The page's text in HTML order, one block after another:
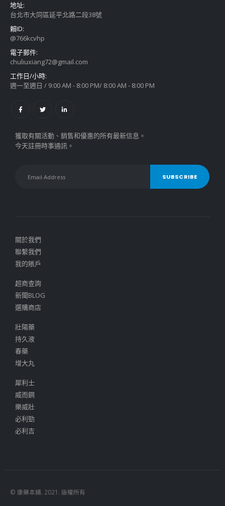
地址:
台北市大同區延平北路二段38號
賴ID:
@766kcvhp
電子郵件:
chuliuxiang72@gmail.com
工作日/小時:
週一至週日 / 9:00 AM - 8:00 PM/ 8:00 AM - 8:00 PM
獲取有關活動、銷售和優惠的所有最新信息。
今天註冊時事通訊。
關於我們
聯繫我們
我的賬戶
超商查詢
新聞BLOG
選購商店
壯陽藥
持久液
春藥
增大丸
犀利士
威而鋼
樂威壯
必利勁
必利吉
© 康藥本鋪. 2021. 版權所有